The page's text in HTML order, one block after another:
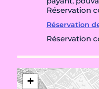
Réservation
Réservation
Réservation
+